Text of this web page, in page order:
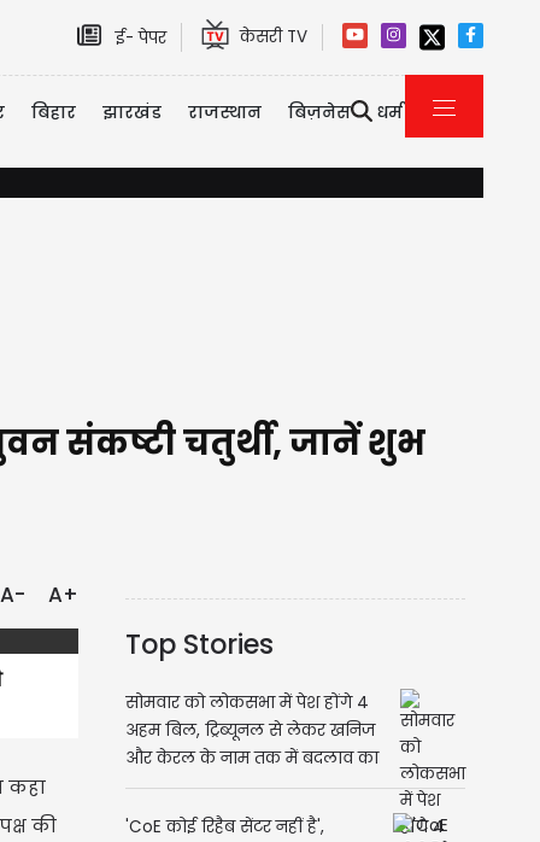
ई- पेपर केसरी TV
बिहार झारखंड राजस्थान बिज़नेस धर्म
संकष्टी चतुर्थी, जानें शुभ
A- A+
कहा
की
Top Stories
सोमवार को लोकसभा में पेश होंगे 4
अहम बिल, ट्रिब्यूनल से लेकर खनिज
और केरल के नाम तक में बदलाव का
प्रस्ताव
'CoE कोई रिहैब सेंटर नहीं है',